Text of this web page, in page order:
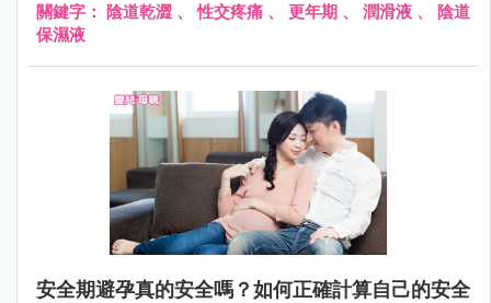
關鍵字： 陰道乾澀 、性交疼痛 、 更年期 、 潤滑液 、
陰道
保濕液
安全期避孕真的安全嗎？如何正確計算自己的安全